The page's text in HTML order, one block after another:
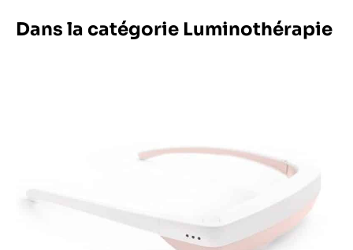
Dans la catégorie Luminothérapie